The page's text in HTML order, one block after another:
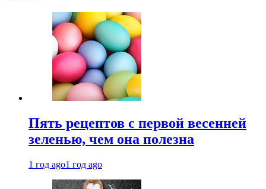
Пять рецептов с первой весенней
зеленью, чем она полезна
1 год ago1 год ago